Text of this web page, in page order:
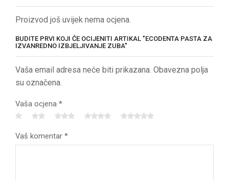
Proizvod još uvijek nema ocjena.
BUDITE PRVI KOJI ĆE OCIJENITI ARTIKAL "ECODENTA PASTA ZA
IZVANREDNO IZBJELJIVANJE ZUBA"
Vaša email adresa neće biti prikazana. Obavezna polja
su označena.
Vaša ocjena *
Vaš komentar *